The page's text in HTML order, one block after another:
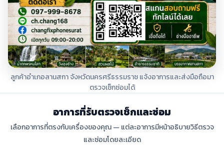
ลูกค้าอำเภอลานสกา จังหวัดนครศรีธรรมราช แจ้งอาการและส่งมือถือมา
ตรวจเช็กซ่อมได้
อาการที่รับตรวจเช็กและซ่อม
เลือกอาการที่ตรงกับเครื่องของคุณ — แต่ละอาการมีหน้าอธิบายวิธีตรวจ
และซ่อมโดยละเอียด